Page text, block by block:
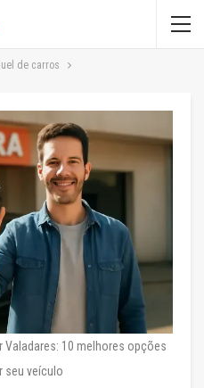
de carros
Valadares: 10 melhores opções
seu veículo